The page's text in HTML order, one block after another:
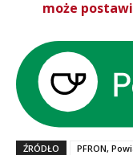
może
ŹRÓDŁO
PFRON,